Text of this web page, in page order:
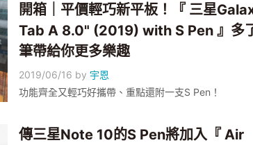
開箱｜平價輕巧新平板！『 三星
Tab A 8.0" (2019) with S Pen 』多
筆帶給你更多樂趣
2019/06/16 by 宇恩
功能齊全又輕巧好攜帶、重點還附一支S Pen！
傳三星Note 10的S Pen將加入『 Air